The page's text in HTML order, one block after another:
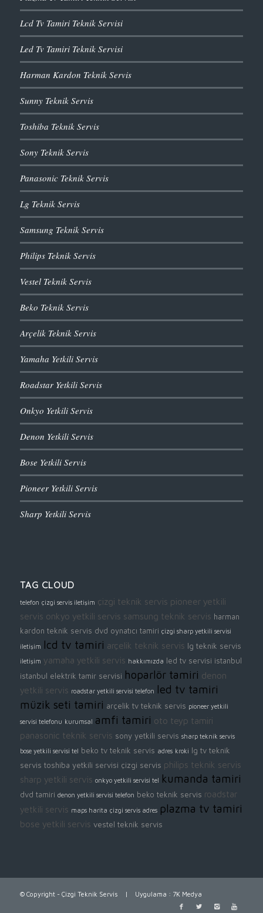
Lcd Tv Tamiri Teknik Servisi
Led Tv Tamiri Teknik Servisi
Harman Kardon Teknik Servis
Sunny Teknik Servis
Toshiba Teknik Servis
Sony Teknik Servis
Panasonic Teknik Servis
Lg Teknik Servis
Samsung Teknik Servis
Philips Teknik Servis
Vestel Teknik Servis
Beko Teknik Servis
Arçelik Teknik Servis
Yamaha Yetkili Servis
Roadstar Yetkili Servis
Onkyo Yetkili Servis
Denon Yetkili Servis
Bose Yetkili Servis
Pioneer Yetkili Servis
Sharp Yetkili Servis
TAG CLOUD
telefon çizgi servis iletişim çizgi teknik servis pioneer yetkili
servis onkyo yetkili servis samsung teknik servis harman
kardon teknik servis dvd oynatıcı tamiri çizgi sharp yetkili servisi
iletişim lcd tv tamiri arçelik teknik servis lg teknik servis
iletişim yamaha yetkili servis hakkımızda led tv servisi istanbul
istanbul elektrik tamir servisi hoparlör tamiri denon
yetkili servis roadstar yetkili servisi telefon led tv tamiri
müzik seti tamiri arçelik tv teknik servis pioneer yetkili
servisi telefonu kurumsal amfi tamiri oto teyp tamiri
panasonic teknik servis sony yetkili servis sharp teknik servis
bose yetkili servisi tel beko tv teknik servis adres kroki lg tv teknik
servis toshiba yetkili servisi çizgi servis philips teknik servis
sharp yetkili servis onkyo yetkili servisi tel kumanda tamiri
dvd tamiri denon yetkili servisi telefon beko teknik servis roadstar
yetkili servis maps harita çizgi servis adres plazma tv tamiri
bose yetkili servis vestel teknik servis
© Copyright - Çizgi Teknik Servis | Uygulama : 7K Medya